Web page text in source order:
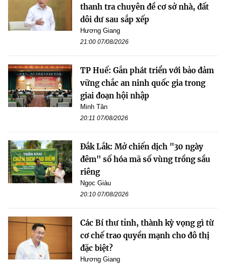
thanh tra chuyên đề cơ sở nhà, đất
dôi dư sau sắp xếp
Hương Giang
21:00 07/08/2026
TP Huế: Gắn phát triển với bảo đảm
vững chắc an ninh quốc gia trong
giai đoạn hội nhập
Minh Tân
20:11 07/08/2026
Đắk Lắk: Mở chiến dịch "30 ngày
đêm" số hóa mã số vùng trồng sầu
riêng
Ngọc Giàu
20:10 07/08/2026
Các Bí thư tỉnh, thành kỳ vọng gì từ
cơ chế trao quyền mạnh cho đô thị
đặc biệt?
Hương Giang